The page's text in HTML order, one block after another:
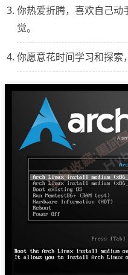
你热爱折腾，喜欢自己动
觉。
你愿意花时间学习和探索